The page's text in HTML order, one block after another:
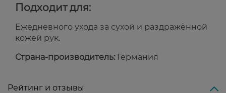
Подходит для:
Ежедневного ухода за сухой и раздражённой
кожей рук.
Страна-производитель: Германия
Рейтинг и отзывы